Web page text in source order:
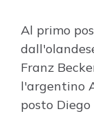
Al primo
Franz
l'argentino
posto